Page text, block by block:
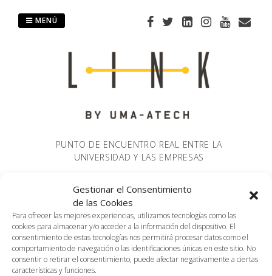
Gestionar el Consentimiento
de las Cookies
Para ofrecer las mejores experiencias, utilizamos tecnologías como las
cookies para almacenar y/o acceder a la información del dispositivo. El
consentimiento de estas tecnologías nos permitirá procesar datos como el
comportamiento de navegación o las identificaciones únicas en este sitio. No
consentir o retirar el consentimiento, puede afectar negativamente a ciertas
características y funciones.
PUNTO DE ENCUENTRO REAL ENTRE LA
UNIVERSIDAD Y LAS EMPRESAS
MENÚ
No se ha encontrado
nada